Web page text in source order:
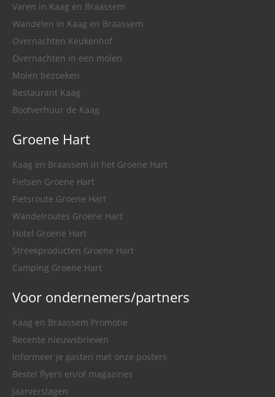
Varen in Kaag en Braassem
Wandelen in Kaag en Braassem
Overnachten Keukenhof
Overnachten in een molen
Molen bezoeken
Restaurant Kaag
Bootverhuur de Kaag
Groene Hart
Kaag en Braassem in het Groene Hart
Fietsen Groene Hart
Fietsroute Groene Hart
Wandelroutes Groene Hart
Hotel Groene Hart
Streekproducten Groene Hart
Camping Groene Hart
Voor ondernemers/partners
Kaag en Braassem Promotie
Recente nieuwsbrieven
Informeer je gasten met onze posters
Bestel flyers en/of magazines
Jaarverslagen